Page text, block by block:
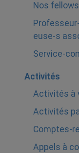
Nos fellows
euse-s
Service-
Activités
Activités à
Activités
Comptes-
Appels à